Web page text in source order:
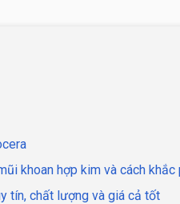
khoan hợp kim và cách khắc
tín, chất lượng và giá cả tốt